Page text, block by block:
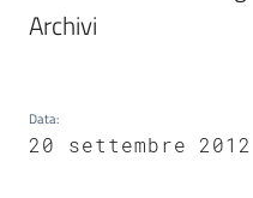
Contatti
Archivi
Data:
20 settembre 2012